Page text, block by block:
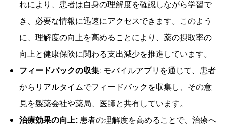
れにより、患者は自身の理解度を確認しながら学習で
き、必要な情報に迅速にアクセスできます。このよう
に、理解度の向上を高めることにより、薬の摂取率の
向上と健康保険に関わる支出減少を推進しています。
フィードバックの収集: モバイルアプリを通じて、患者
からリアルタイムでフィードバックを収集し、その意
見を製薬会社や薬局、医師と共有しています。
治療効果の向上: 患者の理解度を高めることで、治療へ